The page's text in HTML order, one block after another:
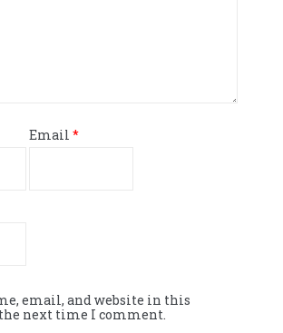
Email *
email, and website in this
next time I comment.